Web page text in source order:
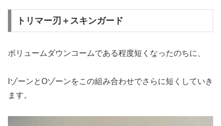
トリマー刃＋スキンガード
ボリュームダウンコームである程度短くなったのちに、
IゾーンとOゾーンをこの組み合わせでさらに短くしていき
ます。